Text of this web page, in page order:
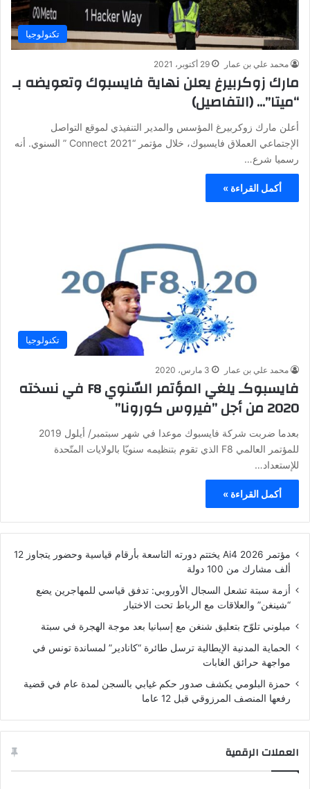
تكنولوجيا
محمد علي بن عمار 29 أكتوبر، 2021
مارك زوكربيرغ يعلن نهاية فايسبوك وتعويضه بـ
“ميتا”… (التفاصيل)
أعلن مارك زوكربيرغ المؤسس والمدير التنفيذي لموقع التواصل
الإجتماعي العملاق فايسبوك، خلال مؤتمر “Connect 2021 ” السنوي. أنه
رسميا شرع…
أكمل القراءة »
تكنولوجيا
محمد علي بن عمار 3 مارس، 2020
فايسبوكـ يلغي المؤتمر السّنوي F8 في نسخته
2020 من أجل ”فيروس كورونا”
بعدما ضربت شركة فايسبوك موعدا في شهر سبتمبر/ أيلول 2019
للمؤتمر العالمي F8 الذي تقوم بتنظيمه سنويّا بالولايات المتّحدة
للإستعداد…
أكمل القراءة »
مؤتمر Ai4 2026 يختتم دورته التاسعة بأرقام قياسية وحضور يتجاوز 12
ألف مشارك من 100 دولة
أزمة سبتة تشعل السجال الأوروبي: تدفق قياسي للمهاجرين يضع
“شينغن” والعلاقات مع الرباط تحت الاختبار
ميلوني تلوّح بتعليق شنغن مع إسبانيا بعد موجة الهجرة في سبتة
الحماية المدنية الإيطالية ترسل طائرة “كانادير” لمساندة تونس في
مواجهة حرائق الغابات
حمزة البلومي يكشف صدور حكم غيابي بالسجن لمدة عام في قضية
رفعها المنصف المرزوقي قبل 12 عاما
العملات الرقمية